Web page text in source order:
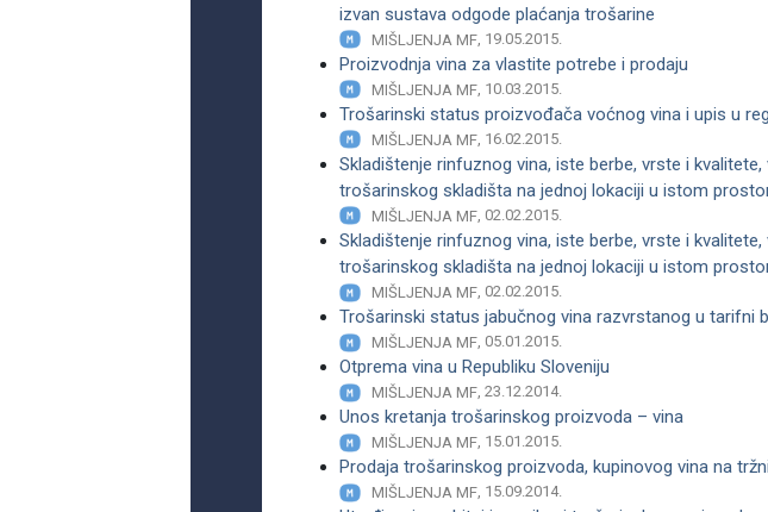
izvan sustava odgode plaćanja trošarine
MIŠLJENJA MF , 19.05.2015.
Proizvodnja vina za vlastite potrebe i prodaju
MIŠLJENJA MF , 10.03.2015.
Trošarinski status proizvođača voćnog vina i upis u
MIŠLJENJA MF , 16.02.2015.
Skladištenje rinfuznog vina, iste berbe, vrste i
trošarinskog skladišta na jednoj lokaciji u istom
MIŠLJENJA MF , 02.02.2015.
Skladištenje rinfuznog vina, iste berbe, vrste i
trošarinskog skladišta na jednoj lokaciji u istom
MIŠLJENJA MF , 02.02.2015.
Trošarinski status jabučnog vina razvrstanog u tarifni
MIŠLJENJA MF, 05.01.2015.
Otprema vina u Republiku Sloveniju
MIŠLJENJA MF, 23.12.2014.
Unos kretanja trošarinskog proizvoda – vina
MIŠLJENJA MF, 15.01.2015.
Prodaja trošarinskog proizvoda, kupinovog vina na
MIŠLJENJA MF, 15.09.2014.